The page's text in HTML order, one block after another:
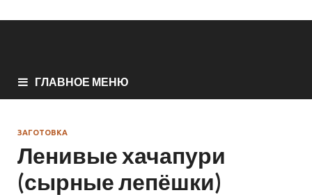
ГЛАВНОЕ МЕНЮ
ЗАГОТОВКА
Ленивые хачапури
(сырные лепёшки)